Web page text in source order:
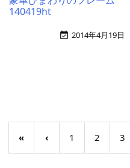
140419ht
 2014年4月19日
« ‹ 1 2 3